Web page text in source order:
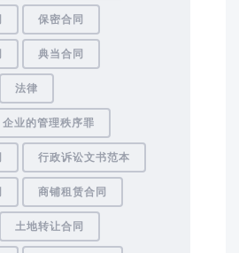
保密合同
典当合同
法律
业的管理秩序罪
行政诉讼文书范本
商铺租赁合同
土地转让合同